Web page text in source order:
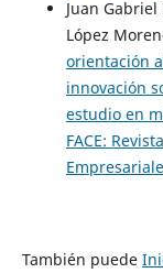
Juan
López
orientación
innovación
estudio en
FACE:
También puede